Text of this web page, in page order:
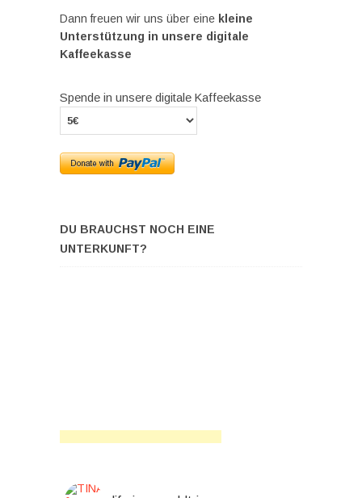
Dann freuen wir uns über eine kleine
Unterstützung in unsere digitale
Kaffeekasse
Spende in unsere digitale Kaffeekasse
DU BRAUCHST NOCH EINE
UNTERKUNFT?